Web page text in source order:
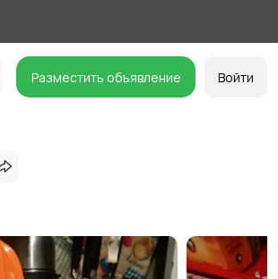
Разместить объявление Войти